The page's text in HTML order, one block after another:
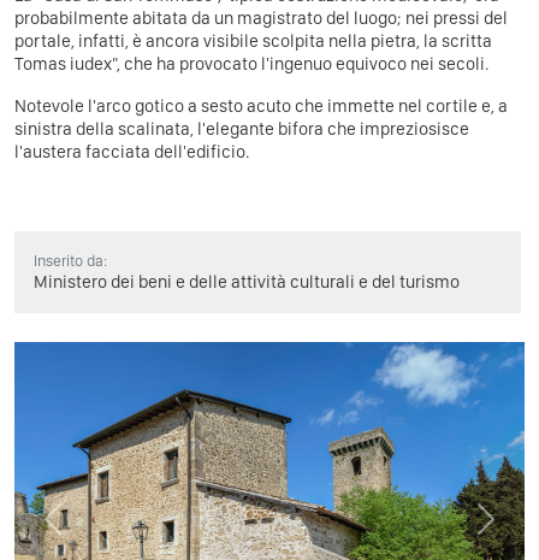
probabilmente abitata da un magistrato del luogo; nei pressi del
portale, infatti, è ancora visibile scolpita nella pietra, la scritta
Tomas iudex", che ha provocato l'ingenuo equivoco nei secoli.
Notevole l'arco gotico a sesto acuto che immette nel cortile e, a
sinistra della scalinata, l'elegante bifora che impreziosisce
l'austera facciata dell'edificio.
Inserito da:
Ministero dei beni e delle attività culturali e del turismo
Previous Next